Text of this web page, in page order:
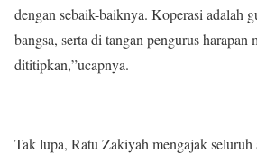
dengan sebaik-baiknya. Koperasi adalah
bangsa, serta di tangan pengurus harapan
dititipkan,”ucapnya.
Tak lupa, Ratu Zakiyah mengajak